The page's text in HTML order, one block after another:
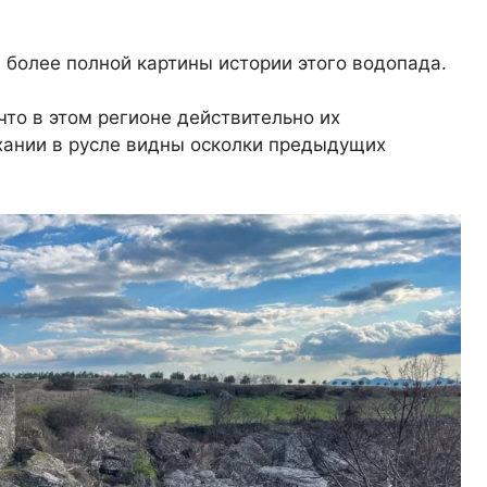
полной картины истории этого водопада.
в этом регионе действительно их
в русле видны осколки предыдущих